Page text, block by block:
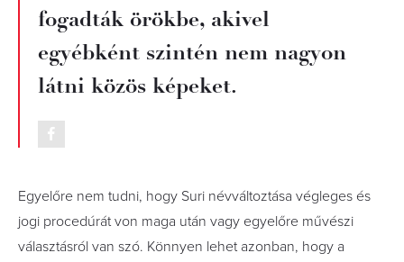
fogadták örökbe, akivel
egyébként szintén nem nagyon
látni közös képeket.
Egyelőre nem tudni, hogy Suri névváltoztása végleges és
jogi procedúrát von maga után vagy egyelőre művészi
választásról van szó. Könnyen lehet azonban, hogy a